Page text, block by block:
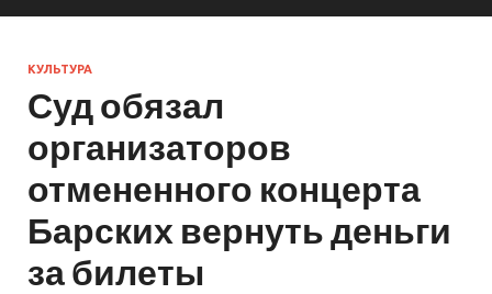
КУЛЬТУРА
Суд обязал
организаторов
отмененного концерта
Барских вернуть деньги
за билеты